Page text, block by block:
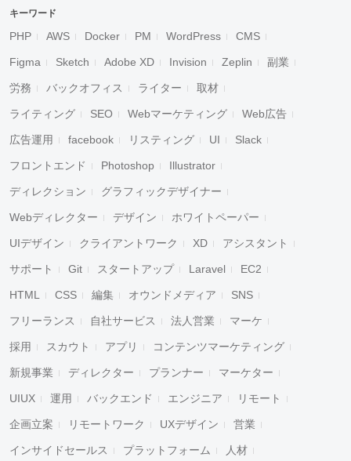
キーワード
PHP AWS Docker PM WordPress CMS
Figma Sketch Adobe XD Invision Zeplin 副業
労務 バックオフィス ライター 取材
ライティング SEO Webマーケティング Web広告
広告運用 facebook リスティング UI Slack
フロントエンド Photoshop Illustrator
ディレクション グラフィックデザイナー
Webディレクター デザイン ホワイトペーパー
UIデザイン クライアントワーク XD アシスタント
サポート Git スタートアップ Laravel EC2
HTML CSS 編集 オウンドメディア SNS
フリーランス 自社サービス 法人営業 マーケ
採用 スカウト アプリ コンテンツマーケティング
新規事業 ディレクター プランナー マーケター
UIUX 運用 バックエンド エンジニア リモート
企画立案 リモートワーク UXデザイン 営業
インサイドセールス プラットフォーム 人材